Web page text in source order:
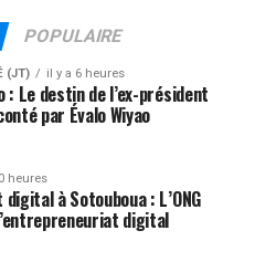
POPULAIRE
(JT) il y a 6 heures
: Le destin de l’ex-président
par Évalo Wiyao
heures
à Sotouboua : L’ONG
digital